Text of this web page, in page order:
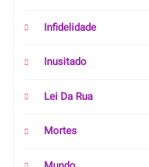
Infidelidade
Inusitado
Lei Da Rua
Mortes